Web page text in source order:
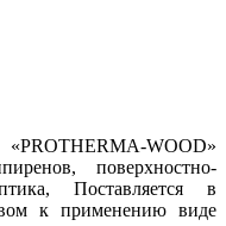
WOOD»
поверхностно-
Поставляется в
к применению виде